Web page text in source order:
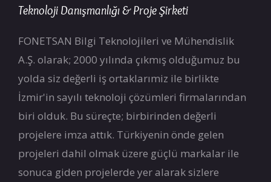
Teknoloji Danışmanlığı & Proje Şirketi
FONETSAN Bilgi Teknolojileri ve Mühendislik
A.Ş. olarak; 2000 yılında çıkmış olduğumuz bu
yolda siz değerli iş ortaklarımiz ile birlikte
İzmir'in sayılı teknoloji çözümleri firmalarından
biri olduk. Bu süreçte; birbirinden değerli
projelere imza attık. Türkiyenin önde gelen
projeleri dahil olmak üzere güçlü markalar ile
sonuca giden projelerde yer alarak sizlere